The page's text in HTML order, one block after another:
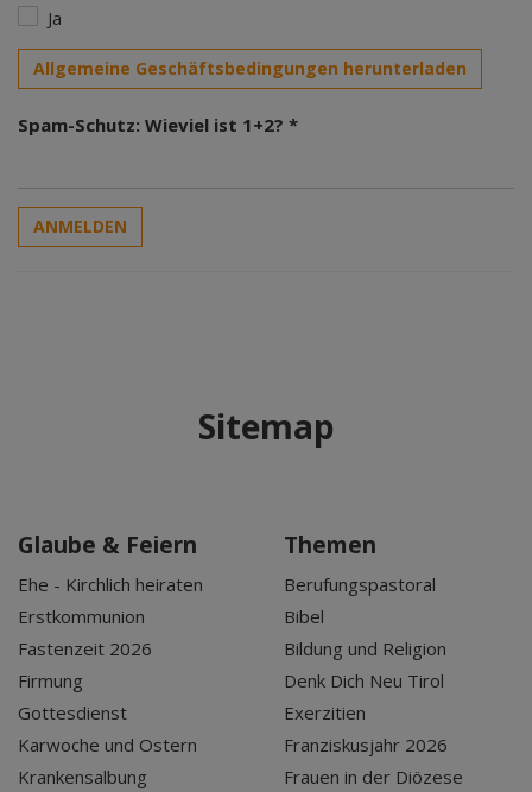
Ja
Allgemeine Geschäftsbedingungen herunterladen
Spam-Schutz: Wieviel ist 1+2? *
ANMELDEN
Sitemap
Glaube & Feiern
Ehe - Kirchlich heiraten
Erstkommunion
Fastenzeit 2026
Firmung
Gottesdienst
Karwoche und Ostern
Krankensalbung
Themen
Berufungspastoral
Bibel
Bildung und Religion
Denk Dich Neu Tirol
Exerzitien
Franziskusjahr 2026
Frauen in der Diözese